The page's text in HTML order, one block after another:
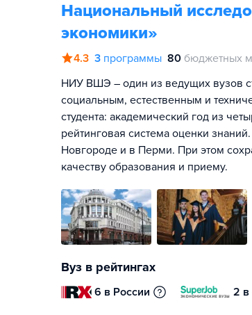
Национальный
экономики»
4.3 3 программы 80 бюджетных
НИУ ВШЭ – один из ведущих вузов
социальным, естественным и
студента: академический год из
рейтинговая система оценки
Новгороде и в Перми. При этом
качеству образования и приему.
Вуз в рейтингах
6 в России 2 в